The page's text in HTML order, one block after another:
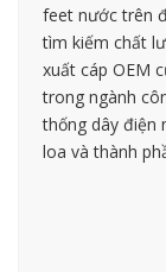
feet nước trên
tìm kiếm chất
xuất cáp OEM
trong ngành
thống dây điện
loa và thành